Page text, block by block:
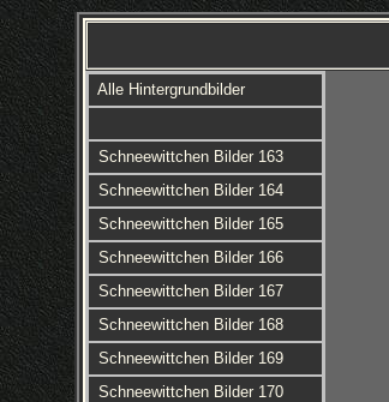
Alle Hintergrundbilder
Schneewittchen Bilder 163
Schneewittchen Bilder 164
Schneewittchen Bilder 165
Schneewittchen Bilder 166
Schneewittchen Bilder 167
Schneewittchen Bilder 168
Schneewittchen Bilder 169
Schneewittchen Bilder 170